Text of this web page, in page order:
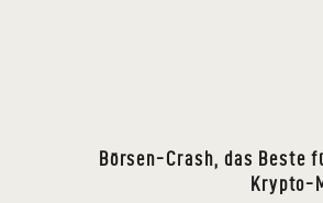
Börsen-Crash, das Beste
Krypto-